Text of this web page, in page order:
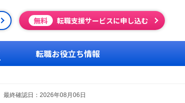
無料 転職支援サービスに申し込む
転職お役立ち情報
終確認日：2026年08月06日